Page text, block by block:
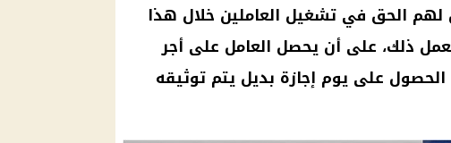
لهم الحق في تشغيل العاملين خلال هذا
ذلك، على أن يحصل العامل على أجر
الحصول على يوم إجازة بديل يتم توثيقه